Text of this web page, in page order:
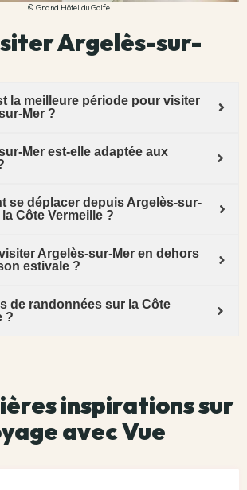
© Grand Hôtel du Golfe
Argelès-sur-
la meilleure période pour visiter
Mer ?
Mer est-elle adaptée aux
se déplacer depuis Argelès-sur-
la Côte Vermeille ?
Argelès-sur-Mer en dehors
estivale ?
de randonnées sur la Côte
?
inspirations sur
avec Vue